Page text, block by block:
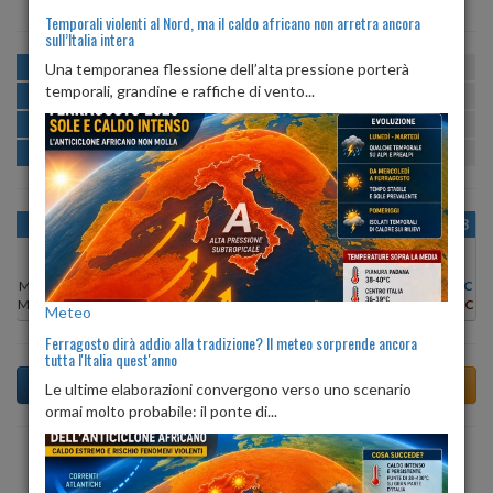
MATTINA min:24º max:30º U:
POMERIGGIO min:30º max:34º
SERA min:27º max:35º U:77% 86%
NOTTE min: 24º max:26º U:88%
OGGI
Min:
29°C
Max:34°C
SAB 08
Min:
Max:34°C
DOM 09
Min:29°C
Max:32°C
LUN 10
Min:
30°C
Max:34°C
MAR 11
Max:35°C
MER 12
Min:26°C
Max:31°C
GIO 13
30°C
Max:34°C
Previsioni del Tempo a Agliana tra 3 giorni
Temporali violenti al Nord, ma il caldo africano non arretra ancora
sull’Italia intera
Una temporanea flessione dell’alta pressione porterà
temporali, grandine e raffiche di vento...
Meteo
Ferragosto dirà addio alla tradizione? Il meteo sorprende ancora
tutta l'Italia quest'anno
Le ultime elaborazioni convergono verso uno scenario
ormai molto probabile: il ponte di...